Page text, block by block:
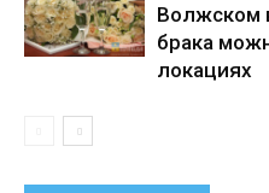
Волжском
брака
локациях